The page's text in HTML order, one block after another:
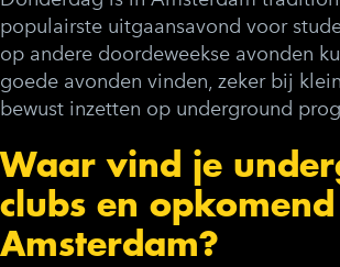
populairste uitgaansavond voor
op andere doordeweekse avonden
goede avonden vinden, zeker bij
bewust inzetten op underground
Waar vind je
clubs en
Amsterdam?